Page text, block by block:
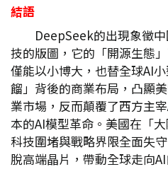
結語
DeepSeek的出現象徵
技的版圖，它的「開源生態
僅能以小博大，也替全球AI
餾」背後的商業布局，凸顯
業市場，反而顛覆了西方主
本的AI模型革命。美國在「
科技圍堵與戰略界限全面失
脫高端晶片，帶動全球走向